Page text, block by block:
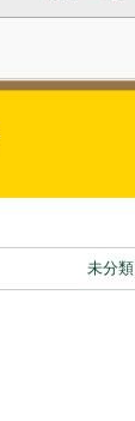
未分類